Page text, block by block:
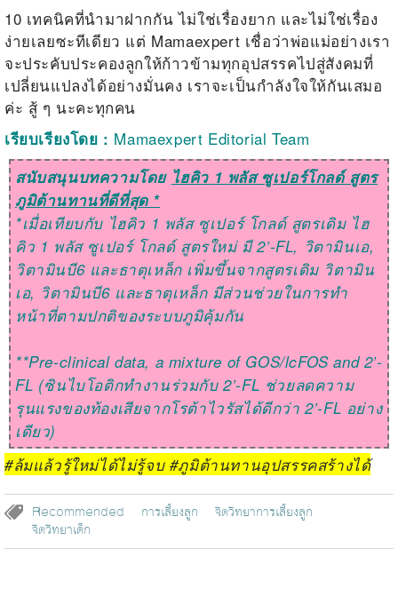
10 เทคนิคที่นำมาฝากกัน ไม่ใช่เรื่องยาก และไม่ใช่เรื่อง
ง่ายเลยซะทีเดียว แต่ Mamaexpert เชื่อว่าพ่อแม่อย่างเรา
จะประคับประคองลูกให้ก้าวข้ามทุกอุปสรรคไปสู่สังคมที่
เปลี่ยนแปลงได้อย่างมั่นคง เราจะเป็นกำลังใจให้กันเสมอ
ค่ะ สู้ ๆ นะคะทุกคน
เรียบเรียงโดย : Mamaexpert Editorial Team
สนับสนุนบทความโดย ไฮคิว 1 พลัส ซูเปอร์โกลด์ สูตร
ภูมิต้านทานที่ดีที่สุด *
*เมื่อเทียบกับ ไฮคิว 1 พลัส ซูเปอร์ โกลด์ สูตรเดิม ไฮ
คิว 1 พลัส ซูเปอร์ โกลด์ สูตรใหม่ มี2’-FL, วิตามินเอ,
วิตามินบี6และธาตุเหล็ก เพิ่มขึ้นจากสูตรเดิม วิตามิน
เอ, วิตามินบี6และธาตุเหล็ก มีส่วนช่วยในการทำ
หน้าที่ตามปกติของระบบภูมิคุ้มกัน
**Pre-clinical data, a mixture of GOS/lcFOS and 2’-
FL (ซินไบโอติกทำงานร่วมกับ2’-FL ช่วยลดความ
รุนแรงของท้องเสียจากโรต้าไวรัสได้ดีกว่า2’-FL อย่าง
เดียว)
#ล้มแล้วรู้ใหม่ได้ไม่รู้จบ #ภูมิต้านทานอุปสรรคสร้างได้
Recommended การเลี้ยงลูก
จิตวิทยาการเลี้ยงลูก
จิตวิทยาเด็ก